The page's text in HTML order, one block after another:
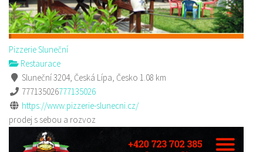
Pizzerie Sluneční
Restaurace
Sluneční 3204, Česká Lípa, Česko 1.08 km
777135026777135026
https://www.pizzerie-slunecni.cz/
prodej s sebou a rozvoz